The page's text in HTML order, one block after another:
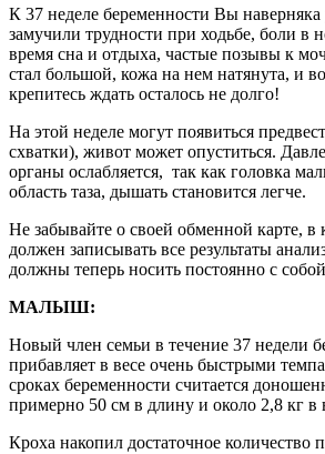
К 37 неделе беременности Вы наверняка
замучили трудности при ходьбе, боли в
время сна и отдыха, частые позывы к
стал большой, кожа на нем натянута, и
крепитесь ждать осталось не долго!
На этой неделе могут появиться
схватки), живот может опуститься.
органы ослабляется, так как головка
область таза, дышать становится легче.
Не забывайте о своей обменной карте, в
должен записывать все результаты
должны теперь носить постоянно с
МАЛЫШ:
Новый член семьи в течение 37 недели
прибавляет в весе очень быстрыми
сроках беременности считается
примерно 50 см в длину и около 2,8 кг в
Кроха накопил достаточное количество